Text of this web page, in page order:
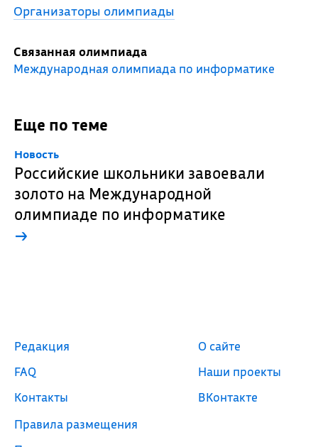
Организаторы олимпиады
Связанная олимпиада
Международная олимпиада по информатике
Еще по теме
Новость
Российские школьники завоевали
золото на Международной
олимпиаде по информатике
→
Редакция
FAQ
Контакты
Правила размещения
О сайте
Наши проекты
ВКонтакте